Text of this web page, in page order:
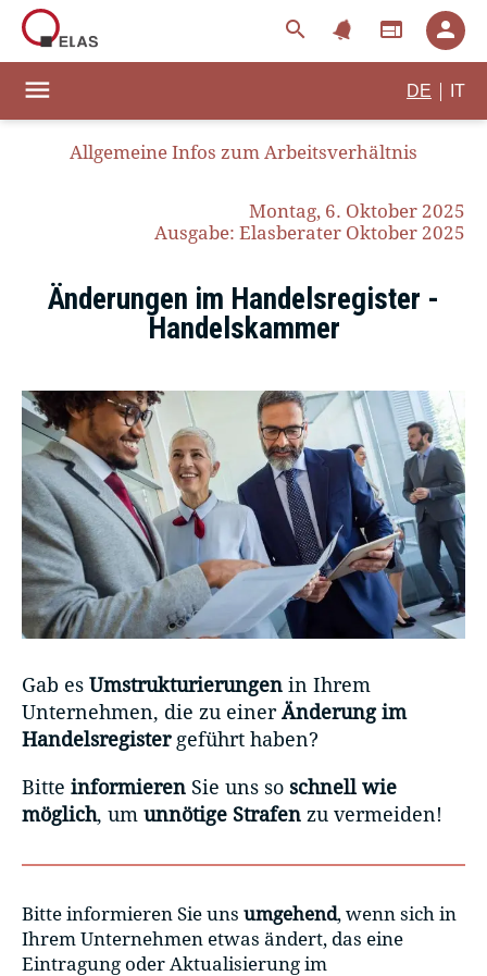
search notifications web person
menu DE IT
Allgemeine Infos zum Arbeitsverhältnis
Montag, 6. Oktober 2025
Ausgabe: Elasberater Oktober 2025
Änderungen im Handelsregister -
Handelskammer
Gab es Umstrukturierungen in Ihrem
Unternehmen, die zu einerÄnderung im
Handelsregistergeführt haben?
Bitte informieren Sie uns so schnell wie
möglich, um unnötige Strafen zu vermeiden!
Bitte informieren Sie uns umgehend, wenn sich in
Ihrem Unternehmen etwas ändert, das eine
Eintragung oder Aktualisierung im